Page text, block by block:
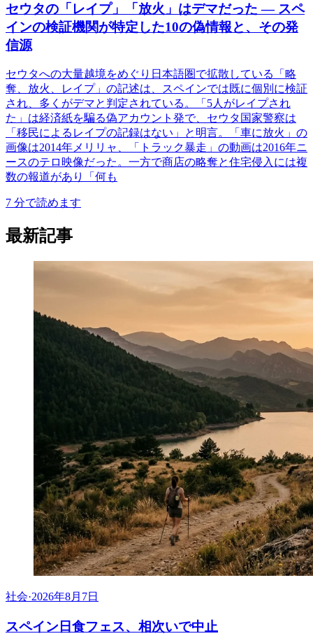
セウタの「レイプ」「放火」はデマだった ― スペ
インの検証機関が特定した10の偽情報と、その発
信源
セウタへの大量越境をめぐり日本語圏で拡散している「略
奪、放火、レイプ」の記述は、スペインでは既に個別に検証
され、多くがデマと判定されている。「5人がレイプされ
た」は経済紙を騙る偽アカウント発で、セウタ国家警察は
「移民によるレイプの記録はない」と明言。「車に放火」の
画像は2014年メリリャ、「トラック暴走」の動画は2016年ニ
ースのテロ映像だった。一方で商店の略奪と住宅侵入には複
数の報道があり「何も
7 分で読めます
最新記事
社会·2026年8月7日
スペイン日食フェス、相次いで中止